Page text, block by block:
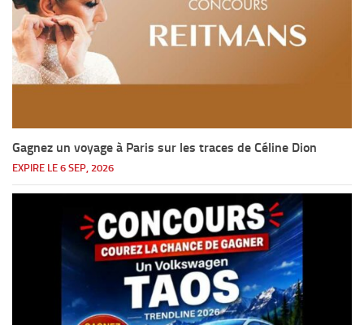
Gagnez un voyage à Paris sur les traces de Céline Dion
EXPIRE LE 6 SEP, 2026